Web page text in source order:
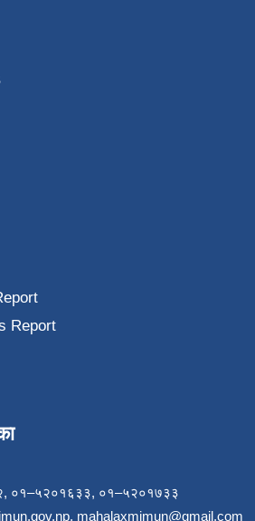
Report
०१–५२०१६३३, ०१–५२०१७३३
, mahalaxmimun@gmail.com